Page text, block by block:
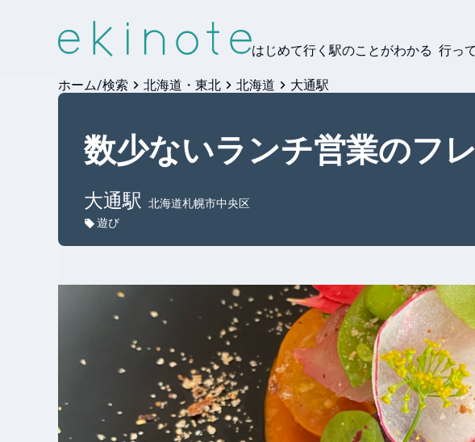
はじめて行く駅のことがわかる 行っ
ホーム/検索 北海道・東北 北海道 大通駅
数少ないランチ営業のフ
大通駅
北海道札幌市中央区
遊び